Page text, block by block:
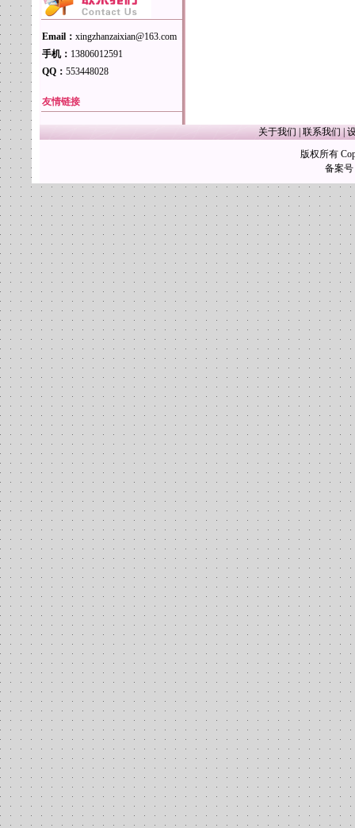
Email： xingzhanzaixian@163.com
手机： 13806012591
QQ： 553448028
友情链接
关于我们 联系我们
版权所有
备案号